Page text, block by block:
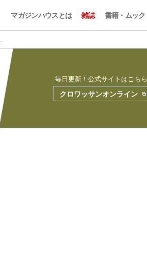
マガジンハウスとは 雑誌 書籍・ムック
毎日更新！公式サイトはこちら
クロワッサンオンライン